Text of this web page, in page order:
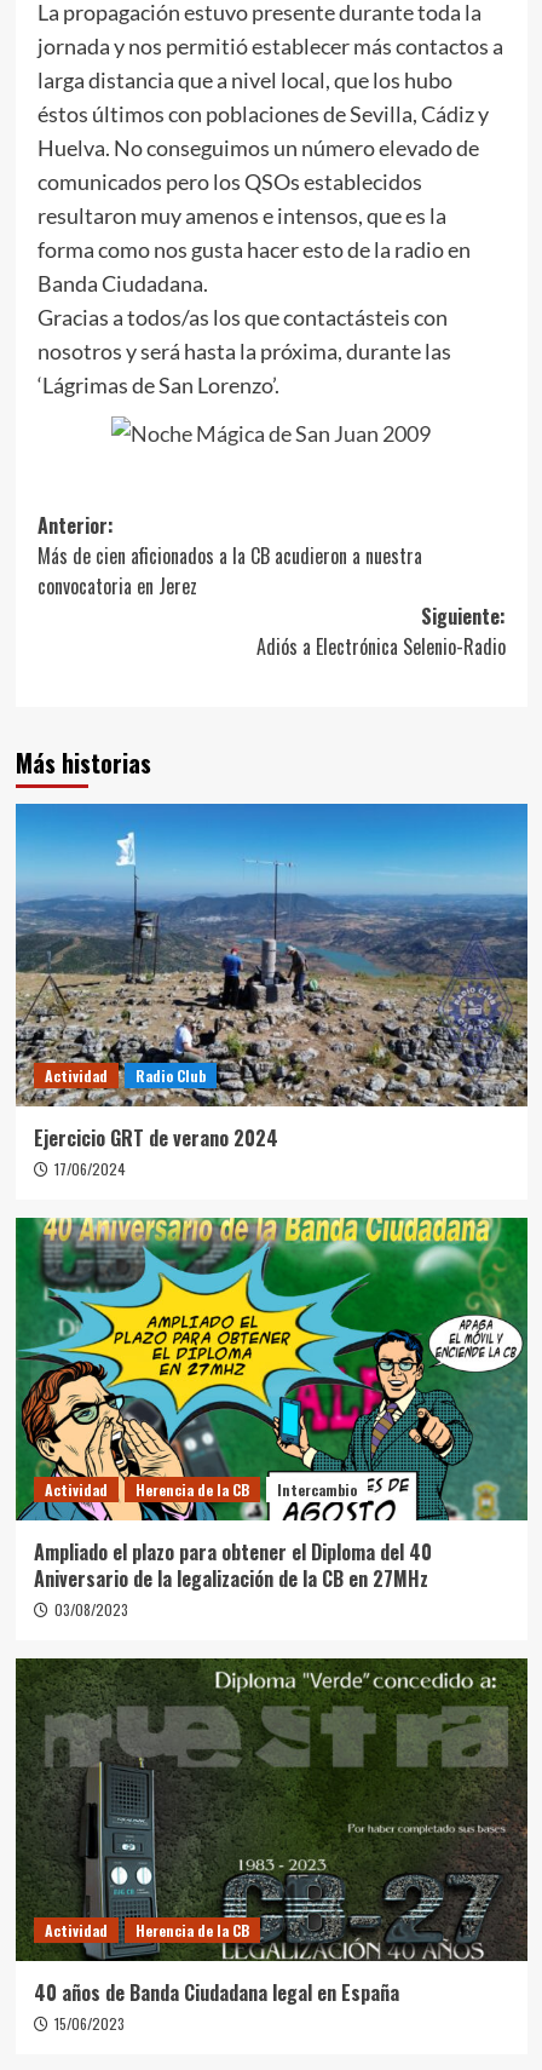
La propagación estuvo presente durante toda la
jornada y nos permitió establecer más contactos a
larga distancia que a nivel local, que los hubo
éstos últimos con poblaciones de Sevilla, Cádiz y
Huelva. No conseguimos un número elevado de
comunicados pero los QSOs establecidos
resultaron muy amenos e intensos, que es la
forma como nos gusta hacer esto de la radio en
Banda Ciudadana.
Gracias a todos/as los que contactásteis con
nosotros y será hasta la próxima, durante las
‘Lágrimas de San Lorenzo’.
Anterior:
Más de cien aficionados a la CB acudieron a nuestra
convocatoria en Jerez
Siguiente:
Adiós a Electrónica Selenio-Radio
Más historias
Actividad Radio Club
Ejercicio GRT de verano 2024
17/06/2024
Actividad Herencia de la CB Intercambio
Ampliado el plazo para obtener el Diploma del 40
Aniversario de la legalización de la CB en 27MHz
03/08/2023
Actividad Herencia de la CB
40 años de Banda Ciudadana legal en España
15/06/2023